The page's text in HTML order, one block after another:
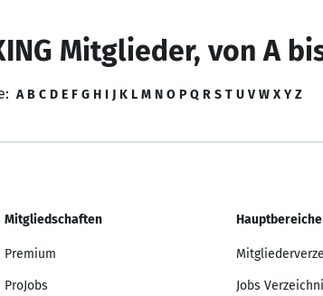
Mitglieder, von A
A B C D E F G H I J K L M N O P Q R S T U V W X Y Z
Mitgliedschaften
Premium
ProJobs
Hauptbereiche
Jobs